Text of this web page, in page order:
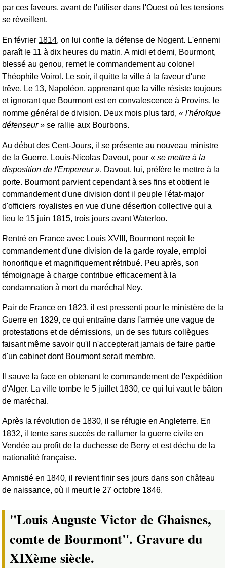
par ces faveurs, avant de l'utiliser dans l'Ouest où les tensions
se réveillent.
En février 1814, on lui confie la défense de Nogent. L'ennemi
paraît le 11 à dix heures du matin. A midi et demi, Bourmont,
blessé au genou, remet le commandement au colonel
Théophile Voirol. Le soir, il quitte la ville à la faveur d'une
trêve. Le 13, Napoléon, apprenant que la ville résiste toujours
et ignorant que Bourmont est en convalescence à Provins, le
nomme général de division. Deux mois plus tard,
l'héroïque
défenseur
se rallie aux Bourbons.
Au début des Cent-Jours, il se présente au nouveau ministre
de la Guerre, Louis-Nicolas Davout, pour
se mettre à la
disposition de l'Empereur
. Davout, lui, préfère le mettre à la
porte. Bourmont parvient cependant à ses fins et obtient le
commandement d'une division dont il peuple l'état-major
d'officiers royalistes en vue d'une désertion collective qui a
lieu le 15 juin 1815, trois jours avantWaterloo.
Rentré en France avec Louis XVIII , Bourmont reçoit le
commandement d'une division de la garde royale, emploi
honorifique et magnifiquement rétribué. Peu après, son
témoignage à charge contribue efficacement à la
condamnation à mort du maréchal Ney.
Pair de France en 1823, il est pressenti pour le ministère de la
Guerre en 1829, ce qui entraîne dans l'armée une vague de
protestations et de démissions, un de ses futurs collègues
faisant même savoir qu'il n'accepterait jamais de faire partie
d'un cabinet dont Bourmont serait membre.
Il sauve la face en obtenant le commandement de l'expédition
d'Alger. La ville tombe le 5 juillet 1830, ce qui lui vaut le bâton
de maréchal.
Après la révolution de 1830, il se réfugie en Angleterre. En
1832, il tente sans succès de rallumer la guerre civile en
Vendée au profit de la duchesse de Berry et est déchu de la
nationalité française.
Amnistié en 1840, il revient finir ses jours dans son château
de naissance, où il meurt le 27 octobre 1846.
"Louis Auguste Victor de Ghaisnes,
comte de Bourmont". Gravure du
XIXème siècle.